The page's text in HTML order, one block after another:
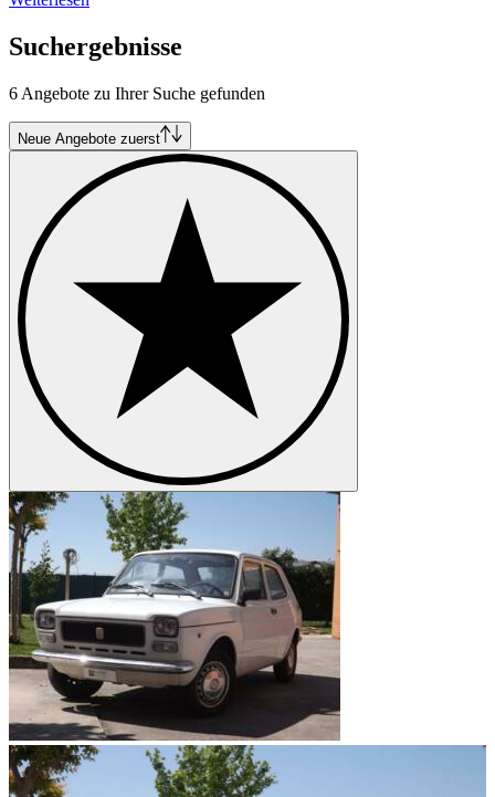
Suchergebnisse
6 Angebote zu Ihrer Suche gefunden
Neue Angebote zuerst